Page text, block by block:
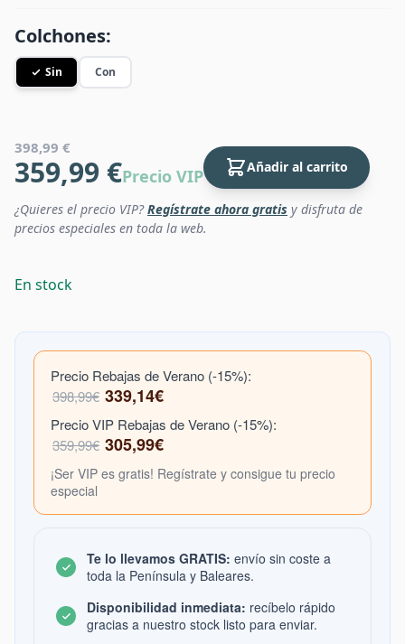
Colchones:
Sin Con
398,99 €
359,99 €Precio VIP Añadir al carrito
¿Quieres el precio VIP?Regístrate ahora gratis y disfruta de
precios especiales en toda la web.
En stock
Precio Rebajas de Verano (-15%):
398,99€ 339,14€
Precio VIP Rebajas de Verano (-15%):
359,99€ 305,99€
¡Ser VIP es gratis! Regístrate y consigue tu precio
especial
Te lo llevamos GRATIS: envío sin coste a
toda la Península y Baleares.
Disponibilidad inmediata: recíbelo rápido
gracias a nuestro stock listo para enviar.